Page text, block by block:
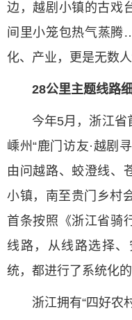
边，越剧小镇的古戏
间里小笼包热气蒸
化、产业，更是无数人
28公里主题线路
今年5月，浙江省
嵊州“鹿门访友·越剧
由问越路、蛟澄线、
小镇，南至贵门乡村
首条按照《浙江省骑
线路，从线路选择
统，都进行了系统化的
浙江拥有“四好农